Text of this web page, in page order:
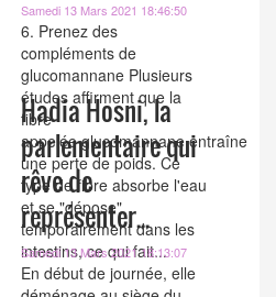
Samedi 13 Mars 2021 18:46:50
6. Prenez des
compléments de
glucomannane Plusieurs
études affirment que la
fibre
appelée glucomannane entraîne
une perte de poids. Ce
type de fibre absorbe l'eau
et se "dépose"
temporairement dans les
intestins, ce qui fait...
Hadia Hosni, la
parlementaire qui
rêve de
représenter...
Samedi 13 Mars 2021 18:13:07
En début de journée, elle